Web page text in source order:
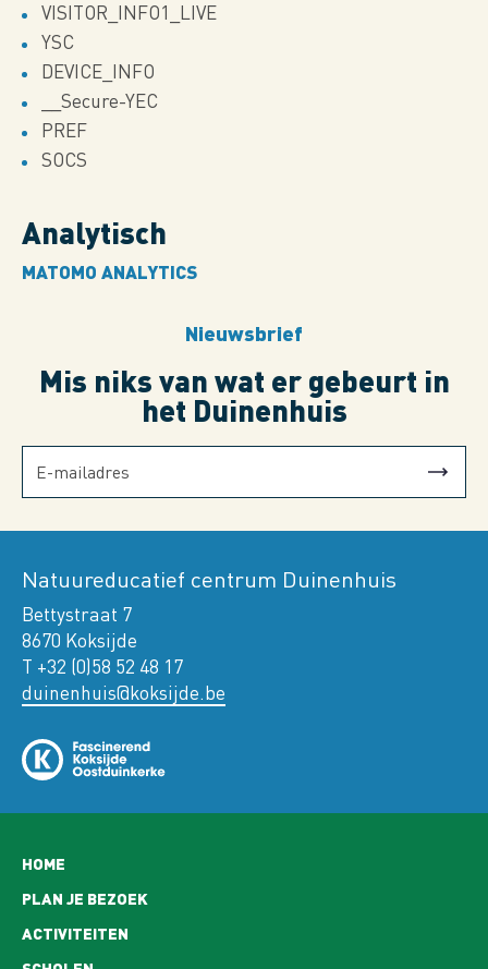
VISITOR_INFO1_LIVE
YSC
DEVICE_INFO
__Secure-YEC
PREF
SOCS
Analytisch
MATOMO ANALYTICS
Nieuwsbrief
Mis niks van wat er gebeurt in
het Duinenhuis
Natuureducatief centrum Duinenhuis
Bettystraat 7
8670 Koksijde
T +32 (0)58 52 48 17
duinenhuis@koksijde.be
Hoofdnavigatie
HOME
PLAN JE BEZOEK
ACTIVITEITEN